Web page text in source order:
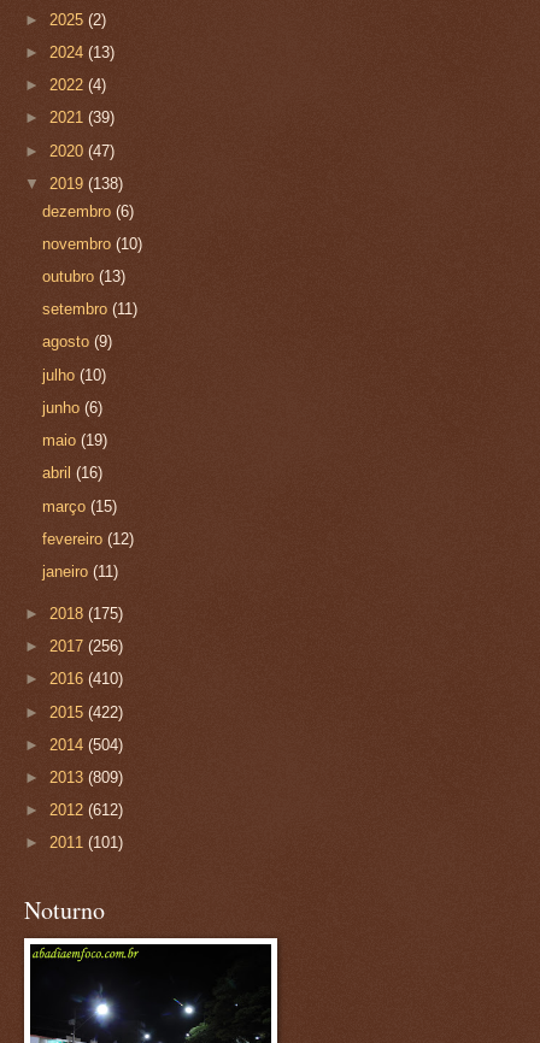
► 2025 (2)
► 2024 (13)
► 2022 (4)
► 2021 (39)
► 2020 (47)
▼ 2019 (138)
dezembro(6)
novembro(10)
outubro(13)
setembro(11)
agosto(9)
julho(10)
junho(6)
maio(19)
abril(16)
março(15)
fevereiro(12)
janeiro(11)
► 2018 (175)
► 2017 (256)
► 2016 (410)
► 2015 (422)
► 2014 (504)
► 2013 (809)
► 2012 (612)
► 2011 (101)
Noturno